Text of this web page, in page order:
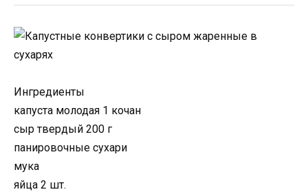
Ингредиенты
капуста молодая 1 кочан
сыр твердый 200 г
панировочные сухари
мука
яйца 2 шт.